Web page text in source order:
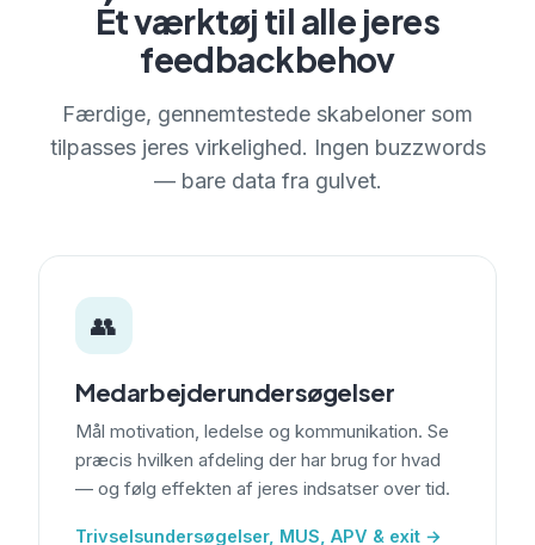
Ét værktøj til alle jeres
feedbackbehov
Færdige, gennemtestede skabeloner som
tilpasses jeres virkelighed. Ingen buzzwords
— bare data fra gulvet.
👥
Medarbejderundersøgelser
Mål motivation, ledelse og kommunikation. Se
præcis hvilken afdeling der har brug for hvad
— og følg effekten af jeres indsatser over tid.
Trivselsundersøgelser, MUS, APV & exit →